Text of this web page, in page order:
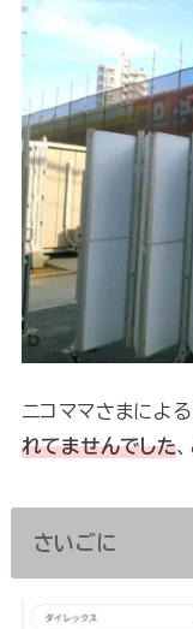
ニコママさまによる
れてませんでした
さいごに